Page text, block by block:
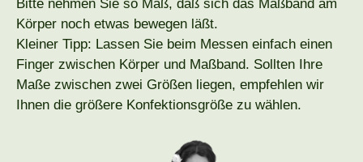
Bitte nehmen Sie so Maß, daß sich das Maßband am
Körper noch etwas bewegen läßt.
Kleiner Tipp: Lassen Sie beim Messen einfach einen
Finger zwischen Körper und Maßband. Sollten Ihre
Maße zwischen zwei Größen liegen, empfehlen wir
Ihnen die größere Konfektionsgröße zu wählen.